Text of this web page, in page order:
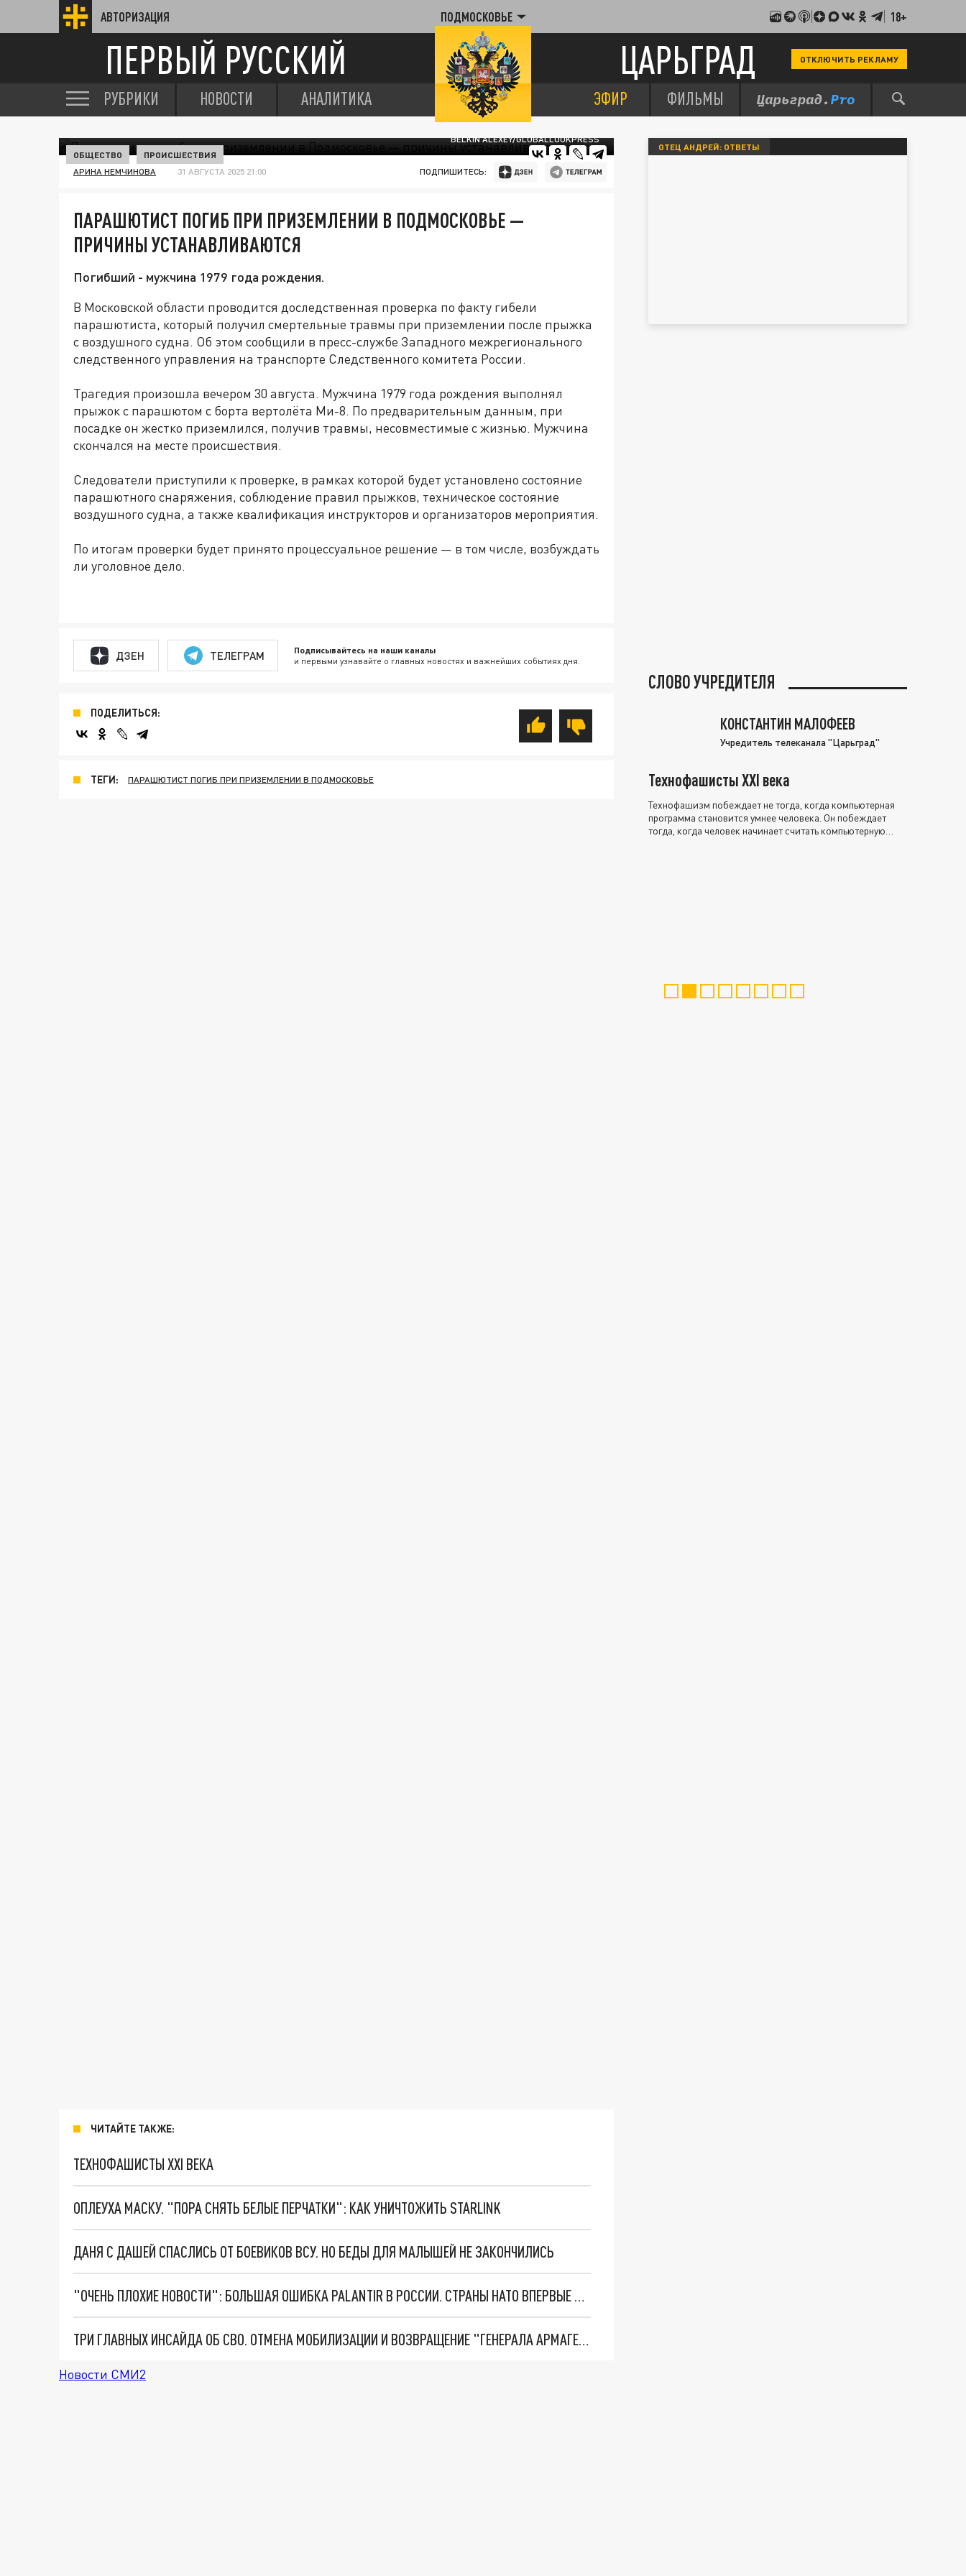
АВТОРИЗАЦИЯ ПОДМОСКОВЬЕ 18+
ПЕРВЫЙ РУССКИЙ ЦАРЬГРАД ОТКЛЮЧИТЬ РЕКЛАМУ
РУБРИКИ НОВОСТИ АНАЛИТИКА ЭФИР ФИЛЬМЫ
BELKIN ALEXEY/GLOBALLOOKPRESS
ОБЩЕСТВО ПРОИСШЕСТВИЯ
АРИНА НЕМЧИНОВА 31 АВГУСТА 2025 21:00 ПОДПИШИТЕСЬ:
ПАРАШЮТИСТ ПОГИБ ПРИ ПРИЗЕМЛЕНИИ В ПОДМОСКОВЬЕ —
ПРИЧИНЫ УСТАНАВЛИВАЮТСЯ
Погибший - мужчина 1979 года рождения.
В Московской области проводится доследственная проверка по факту гибели
парашютиста, который получил смертельные травмы при приземлении после прыжка
с воздушного судна. Об этом сообщили в пресс-службе Западного межрегионального
следственного управления на транспорте Следственного комитета России.
Трагедия произошла вечером 30 августа. Мужчина 1979 года рождения выполнял
прыжок с парашютом с борта вертолёта Ми-8. По предварительным данным, при
посадке он жестко приземлился, получив травмы, несовместимые с жизнью. Мужчина
скончался на месте происшествия.
Следователи приступили к проверке, в рамках которой будет установлено состояние
парашютного снаряжения, соблюдение правил прыжков, техническое состояние
воздушного судна, а также квалификация инструкторов и организаторов мероприятия.
По итогам проверки будет принято процессуальное решение — в том числе, возбуждать
ли уголовное дело.
ДЗЕН ТЕЛЕГРАМ Подписывайтесь на наши каналы
и первыми узнавайте о главных новостях и важнейших событиях дня.
ПОДЕЛИТЬСЯ:
ТЕГИ: ПАРАШЮТИСТ ПОГИБ ПРИ ПРИЗЕМЛЕНИИ В ПОДМОСКОВЬЕ
ЧИТАЙТЕ ТАКЖЕ:
ТЕХНОФАШИСТЫ XXI ВЕКА
ОПЛЕУХА МАСКУ. "ПОРА СНЯТЬ БЕЛЫЕ ПЕРЧАТКИ": КАК УНИЧТОЖИТЬ STARLINK
ДАНЯ С ДАШЕЙ СПАСЛИСЬ ОТ БОЕВИКОВ ВСУ. НО БЕДЫ ДЛЯ МАЛЫШЕЙ НЕ ЗАКОНЧИЛИСЬ
"ОЧЕНЬ ПЛОХИЕ НОВОСТИ": БОЛЬШАЯ ОШИБКА PALANTIR В РОССИИ. СТРАНЫ НАТО ВПЕРВЫЕ ЗА СВО ОСТАНОВИЛИ ПОСТАВКИ ОРУЖИЯ. ВСУ ТЕРЯЮТ ПРИГРАНИЧЬЕ?
ТРИ ГЛАВНЫХ ИНСАЙДА ОБ СВО. ОТМЕНА МОБИЛИЗАЦИИ И ВОЗВРАЩЕНИЕ "ГЕНЕРАЛА АРМАГЕДДОНА"? ОТЛИЧНЫЕ НОВОСТИ, КОТОРЫЕ ЖДАЛИ ВСЕ
Новости СМИ2
ОТЕЦ АНДРЕЙ: ОТВЕТЫ
СЛОВО УЧРЕДИТЕЛЯ
КОНСТАНТИН МАЛОФЕЕВ
Учредитель телеканала "Царьград"
Технофашисты XXI века
Технофашизм побеждает не тогда, когда компьютерная
программа становится умнее человека. Он побеждает
тогда, когда человек начинает считать компьютерную